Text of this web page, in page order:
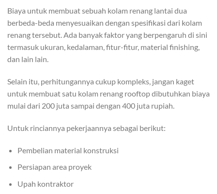
Biaya untuk membuat sebuah kolam renang lantai dua
berbeda-beda menyesuaikan dengan spesifikasi dari kolam
renang tersebut. Ada banyak faktor yang berpengaruh di sini
termasuk ukuran, kedalaman, fitur-fitur, material finishing,
dan lain lain.
Selain itu, perhitungannya cukup kompleks, jangan kaget
untuk membuat satu kolam renang rooftop dibutuhkan biaya
mulai dari 200 juta sampai dengan 400 juta rupiah.
Untuk rinciannya pekerjaannya sebagai berikut:
Pembelian material konstruksi
Persiapan area proyek
Upah kontraktor